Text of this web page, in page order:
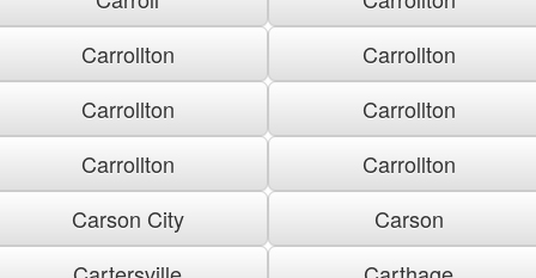
Carrollton
Carrollton
Carrollton
Carrollton
Carrollton
Carrollton
Carson City
Carson